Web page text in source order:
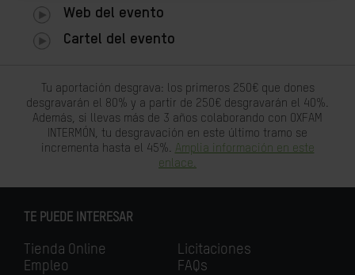
Web del evento
Cartel del evento
Tu aportación desgrava: los primeros 250€ que dones
desgravarán el 80% y a partir de 250€ desgravarán el 40%.
Además, si llevas más de 3 años colaborando con OXFAM
INTERMÓN, tu desgravación en este último tramo se
incrementa hasta el 45%. Amplia información en este
enlace.
TE PUEDE INTERESAR
Tienda Online
Empleo
Licitaciones
FAQs